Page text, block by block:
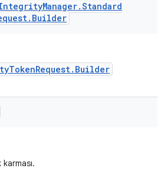
Manager.Standard
. Builder